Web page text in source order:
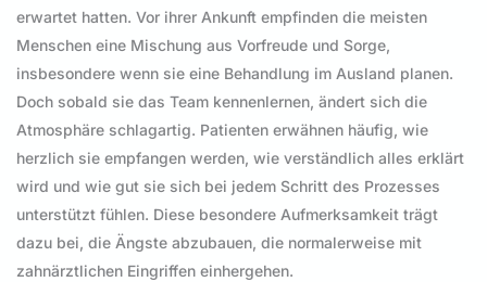
erwartet hatten. Vor ihrer Ankunft empfinden die meisten
Menschen eine Mischung aus Vorfreude und Sorge,
insbesondere wenn sie eine Behandlung im Ausland planen.
Doch sobald sie das Team kennenlernen, ändert sich die
Atmosphäre schlagartig. Patienten erwähnen häufig, wie
herzlich sie empfangen werden, wie verständlich alles erklärt
wird und wie gut sie sich bei jedem Schritt des Prozesses
unterstützt fühlen. Diese besondere Aufmerksamkeit trägt
dazu bei, die Ängste abzubauen, die normalerweise mit
zahnärztlichen Eingriffen einhergehen.